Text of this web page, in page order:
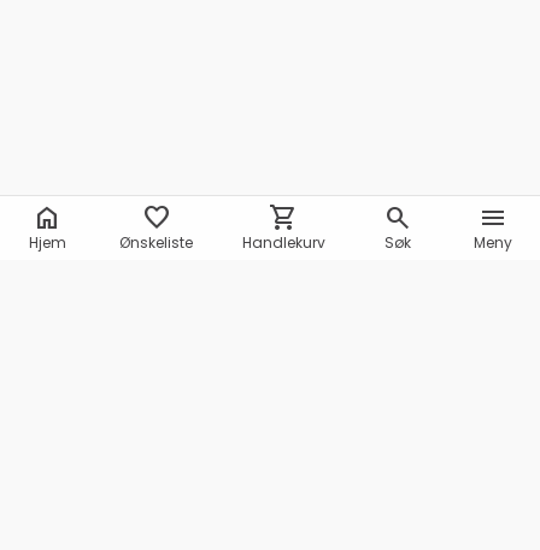
home
Hjem
favorite
Ønskeliste
shopping_cart
Handlekurv
search
Søk
menu
Meny